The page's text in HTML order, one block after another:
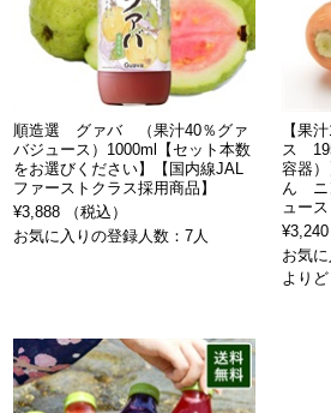
順造選 グァバ （果汁40％グァ
バジュース）1000ml【セット本数
をお選びください】【国内線JAL
ファーストクラス採用商品】
¥3,888 （税込）
お気に入りの登録人数：7人
【果
ス
容器
ん ニ
ュース
¥3,240
お気
より